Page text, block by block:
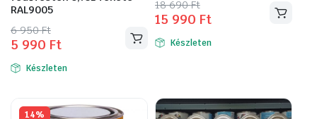
RAL9005
6 950Ft
Original
price
was:
5 990 Ft
Current
price
is: Készleten
18 690Ft
Original
price
was:
15 990 Ft
Current
price
is: Készleten
14%